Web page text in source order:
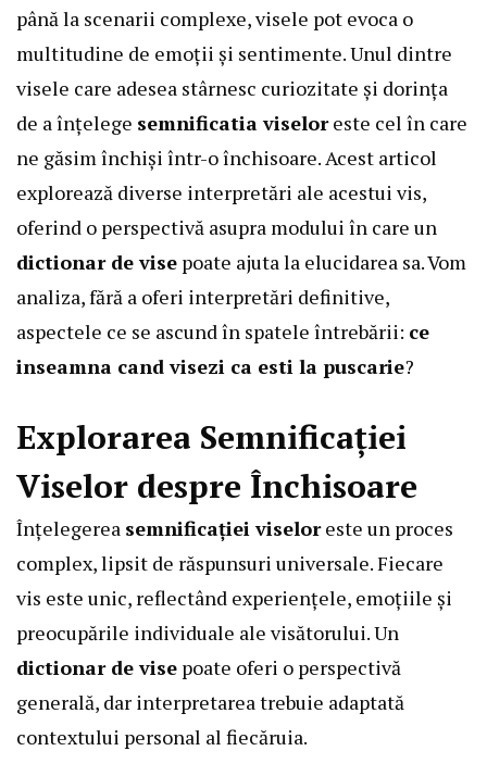
până la scenarii complexe, visele pot evoca o
multitudine de emoții și sentimente. Unul dintre
visele care adesea stârnesc curiozitate și dorința
de a înțelege semnificatia viseloreste cel în care
ne găsim închiși într-o închisoare. Acest articol
explorează diverse interpretări ale acestui vis,
oferind o perspectivă asupra modului în care un
dictionar de vise poate ajuta la elucidarea sa. Vom
analiza, fără a oferi interpretări definitive,
aspectele ce se ascund în spatele întrebării: ce
inseamna cand visezi ca esti la puscarie?
Explorarea Semnificației
Viselor despre Închisoare
Înțelegerea semnificației viseloreste un proces
complex, lipsit de răspunsuri universale. Fiecare
vis este unic, reflectând experiențele, emoțiile și
preocupările individuale ale visătorului. Un
dictionar de vise poate oferi o perspectivă
generală, dar interpretarea trebuie adaptată
contextului personal al fiecăruia.